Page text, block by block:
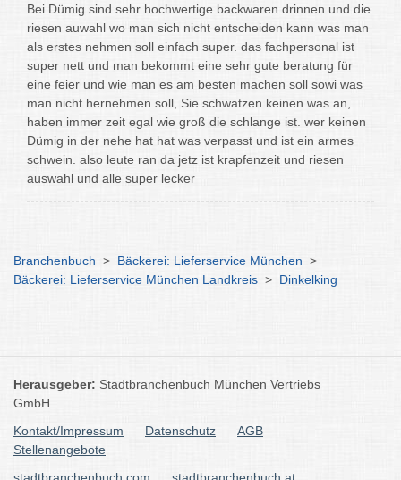
Bei Dümig sind sehr hochwertige backwaren drinnen und die
riesen auwahl wo man sich nicht entscheiden kann was man
als erstes nehmen soll einfach super. das fachpersonal ist
super nett und man bekommt eine sehr gute beratung für
eine feier und wie man es am besten machen soll sowi was
man nicht hernehmen soll, Sie schwatzen keinen was an,
haben immer zeit egal wie groß die schlange ist. wer keinen
Dümig in der nehe hat hat was verpasst und ist ein armes
schwein. also leute ran da jetz ist krapfenzeit und riesen
auswahl und alle super lecker
Branchenbuch > Bäckerei: Lieferservice München >
Bäckerei: Lieferservice München Landkreis > Dinkelking
Herausgeber: Stadtbranchenbuch München Vertriebs
GmbH
Kontakt/Impressum
Datenschutz
AGB
Stellenangebote